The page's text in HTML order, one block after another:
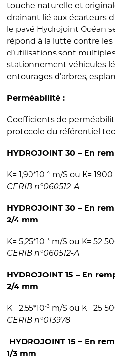
touche naturelle et
drainant lié aux écarteurs
le pavé Hydrojoint Océan
répond à la lutte contre les
d’utilisations sont
stationnement véhicules
entourages d’arbres,
Perméabilité :
Coefficients de
protocole du référentiel
HYDROJOINT 30 – En
K= 1,90*10-4 m/S ou K= 1900
CERIB n°060512-A
HYDROJOINT 30 – En
2/4 mm
K= 5,25*10-3 m/S ou K= 52
CERIB n°060512-A
HYDROJOINT 15 – En
2/4 mm
K= 2,55*10-3 m/S ou K= 25
CERIB n°013978
HYDROJOINT 15 – En
1/3 mm